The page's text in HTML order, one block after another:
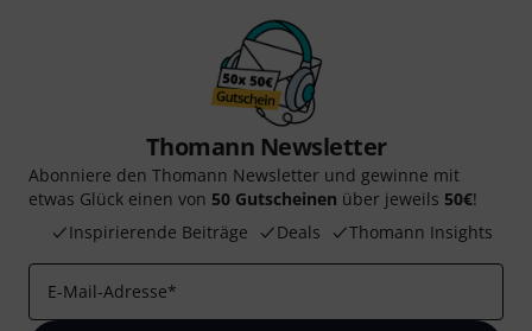
Thomann Newsletter
Abonniere den Thomann Newsletter und gewinne mit
etwas Glück einen von 50 Gutscheinen über jeweils 50€!
Inspirierende Beiträge
Deals Thomann Insights
E-Mail-Adresse*